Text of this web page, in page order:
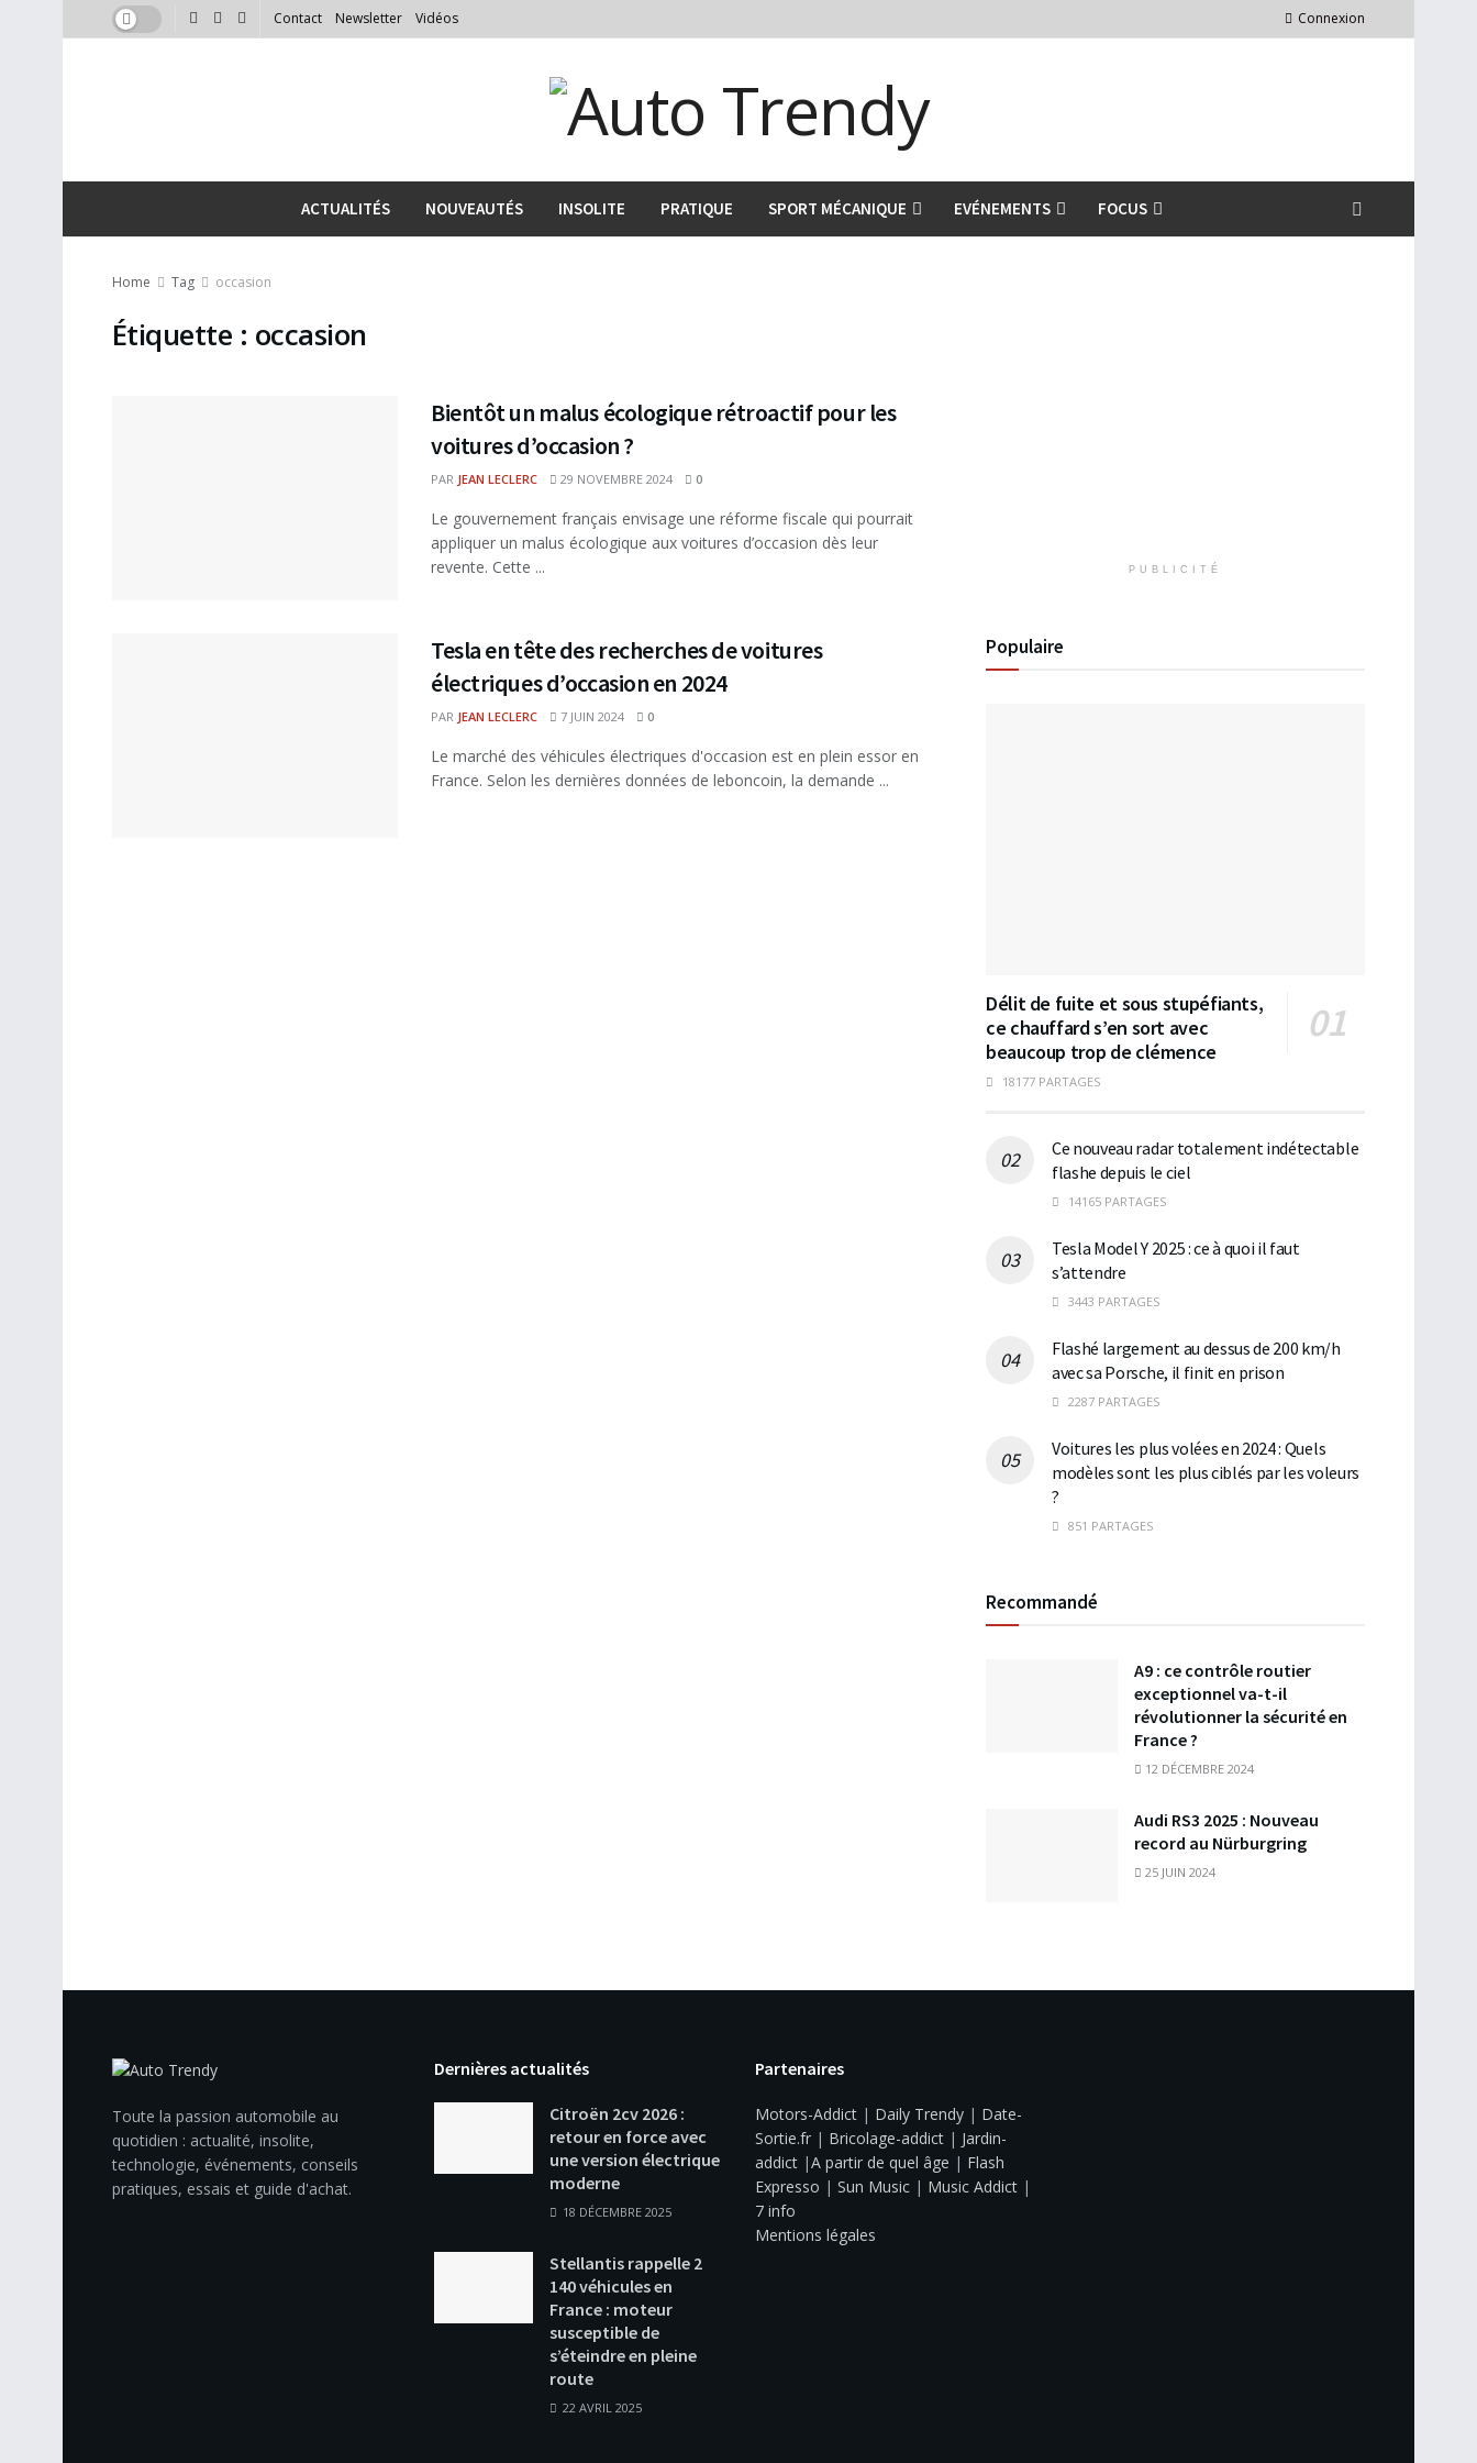
Contact Newsletter Vidéos Connexion
ACTUALITÉS NOUVEAUTÉS INSOLITE PRATIQUE SPORT MÉCANIQUE EVÉNEMENTS FOCUS
Home Tag occasion
Étiquette : occasion
Bientôt un malus écologique rétroactif pour les
voitures d’occasion ?
PAR JEAN LECLERC 29 NOVEMBRE 2024 0
Le gouvernement français envisage une réforme fiscale qui pourrait
appliquer un malus écologique aux voitures d’occasion dès leur
revente. Cette ...
Tesla en tête des recherches de voitures
électriques d’occasion en 2024
PAR JEAN LECLERC 7 JUIN 2024 0
Le marché des véhicules électriques d'occasion est en plein essor en
France. Selon les dernières données de leboncoin, la demande ...
PUBLICITÉ
Populaire
Délit de fuite et sous stupéfiants,
ce chauffard s’en sort avec
beaucoup trop de clémence
18177 PARTAGES
Ce nouveau radar totalement indétectable
flashe depuis le ciel
14165 PARTAGES
Tesla Model Y 2025 : ce à quoi il faut
s’attendre
3443 PARTAGES
Flashé largement au dessus de 200 km/h
avec sa Porsche, il finit en prison
2287 PARTAGES
Voitures les plus volées en 2024 : Quels
modèles sont les plus ciblés par les voleurs
?
851 PARTAGES
Recommandé
A9 : ce contrôle routier
exceptionnel va-t-il
révolutionner la sécurité en
France ?
12 DÉCEMBRE 2024
Audi RS3 2025 : Nouveau
record au Nürburgring
25 JUIN 2024
Toute la passion automobile au
quotidien : actualité, insolite,
technologie, événements, conseils
pratiques, essais et guide d'achat.
Dernières actualités
Citroën 2cv 2026 :
retour en force avec
une version électrique
moderne
18 DÉCEMBRE 2025
Stellantis rappelle 2
140 véhicules en
France : moteur
susceptible de
s’éteindre en pleine
route
22 AVRIL 2025
Partenaires
Motors-Addict | Daily Trendy | Date-
Sortie.fr | Bricolage-addict | Jardin-
addict |A partir de quel âge | Flash
Expresso | Sun Music | Music Addict |
7 info
Mentions légales